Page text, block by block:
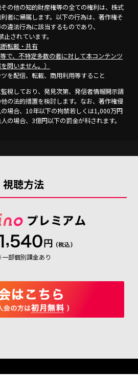
て＞
／irumoをご契約の方を除く）
ます。
運び」、irumoで「ドコモメールオプション」
コモメールをご利用の場合はメッセージRでご連
合や、「ahamo／irumo」を契約されている方
ドコモメールオプション」を利用されていない場
いたdアカウントの「連絡先メールアドレス」に
されている方は
」からのメールを受信できるように設定し
ドレス（連絡先メールアドレス）が設定されて
ので、設定をご確認ください。
ずお読みください）
効です。同一人物による複数回の応募がある場
本特典の応募・当選が無効となる場合がございま
なくなった場合、ご応募・当選が無効となる場合
施するほかの特典との重複当選ができない場合が
況や抽選結果に関するお問い合わせにはお答えい
じめご了承ください。
コモ ポイ活 MAX」の契約を条件とした他の施策
エントリー期間最終月の翌月から起算して1年以
あらかじめ本特典サイトに掲載するなど、当社が
知をすることにより、本規約の内容を変更するこ
規約が変更された場合、変更日以降は、当該変更
することができるものといたします。
の他の知的財産権等の全ての権利は、株式
者に帰属します。以下の行為は、著作権そ
違法行為に該当するものであり、
されています。
転載・共有
で、不特定多数の者に対して本コンテンツ
問いません。）
を配信、転載、商用利用等すること
視しており、発見次第、発信者情報開示請
の法的措置を検討します。なお、著作権侵
場合、10年以下の拘禁若しくは1,000万円
の場合、3億円以下の罰金が科されます。
視聴方法
部個別課金あり